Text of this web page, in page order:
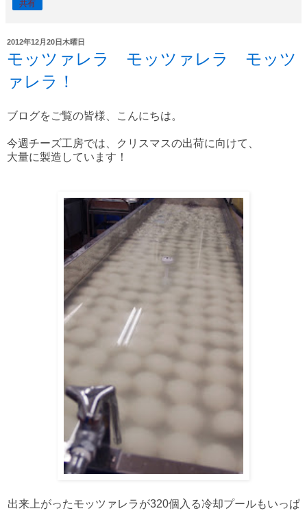
共有
2012年12月20日木曜日
モッツァレラ モッツァレラ モッツ
ァレラ！
ブログをご覧の皆様、こんにちは。
今週チーズ工房では、クリスマスの出荷に向けて、
大量に製造しています！
出来上がったモッツァレラが320個入る冷却プールもいっぱ